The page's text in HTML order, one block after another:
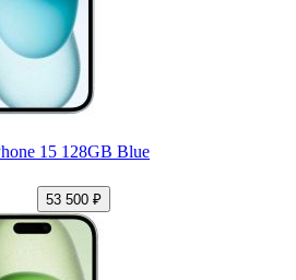
15 128GB Blue
53 500 ₽